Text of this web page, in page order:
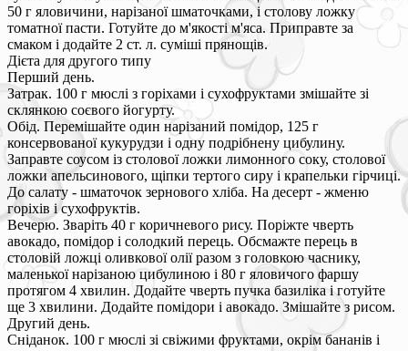
50 г яловичини, нарізаної шматочками, і столову ложку
томатної пасти. Готуйте до м'якості м'яса. Приправте за
смаком і додайте 2 ст. л. суміші прянощів.
Дієта для другого типу
Перший день.
Затрак. 100 г мюслі з горіхами і сухофруктами змішайте зі
склянкою соєвого йогурту.
Обід. Перемішайте один нарізаний помідор, 125 г
консервованої кукурудзи і одну подрібнену цибулину.
Заправте соусом із столової ложки лимонного соку, столової
ложки апельсинового, щіпки тертого сиру і крапельки гірчиці.
До салату - шматочок зернового хліба. На десерт - жменю
горіхів і сухофруктів.
Вечерю. Зваріть 40 г коричневого рису. Поріжте чверть
авокадо, помідор і солодкий перець. Обсмажте перець в
столовій ложці оливкової олії разом з головкою часнику,
маленької нарізаною цибулиною і 80 г яловичого фаршу
протягом 4 хвилин. Додайте чверть пучка базиліка і готуйте
ще 3 хвилини. Додайте помідори і авокадо. Змішайте з рисом.
Другий день.
Сніданок. 100 г мюслі зі свіжими фруктами, окрім бананів і